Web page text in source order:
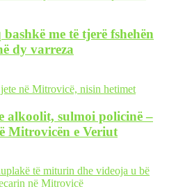
me të tjerë fshehën
dy varreza
alkoolit, sulmoi policinë –
Mitrovicën e Veriut